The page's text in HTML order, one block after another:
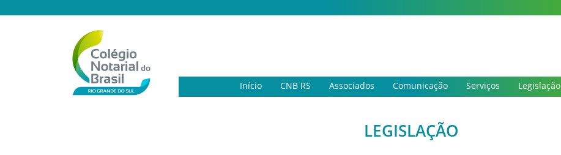
Início CNB RS Associados Comunicação Serviços Legislação
LEGISLAÇÃO